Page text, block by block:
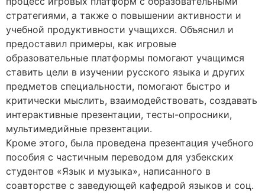
стратегиями, а также о повышении активности и
учебной продуктивности учащихся. Объяснил и
предоставил примеры, как игровые
образовательные платформы помогают учащимся
ставить цели в изучении русского языка и других
предметов специальности, помогают быстро и
критически мыслить, взаимодействовать, создавать
интерактивные презентации, тесты-опросники,
мультимедийные презентации.
Кроме этого, была проведена презентация учебного
пособия с частичным переводом для узбекских
студентов «Язык и музыка», написанного в
соавторстве с заведующей кафедрой языков и соц.